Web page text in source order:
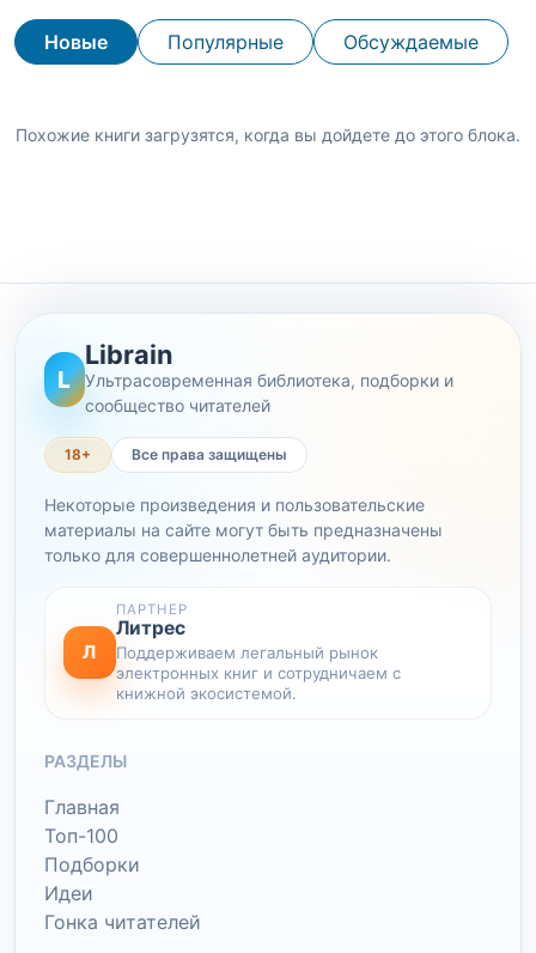
Новые Популярные Обсуждаемые
Похожие книги загрузятся, когда вы дойдете до этого блока.
L
Librain
Ультрасовременная библиотека, подборки и
сообщество читателей
18+ Все права защищены
Некоторые произведения и пользовательские
материалы на сайте могут быть предназначены
только для совершеннолетней аудитории.
Л
ПАРТНЕР
Литрес
Поддерживаем легальный рынок
электронных книг и сотрудничаем с
книжной экосистемой.
РАЗДЕЛЫ
Главная
Топ-100
Подборки
Идеи
Гонка читателей